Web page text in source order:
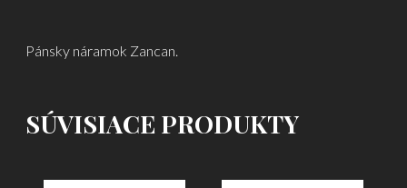
Pánsky náramok Zancan.
SÚVISIACE PRODUKTY